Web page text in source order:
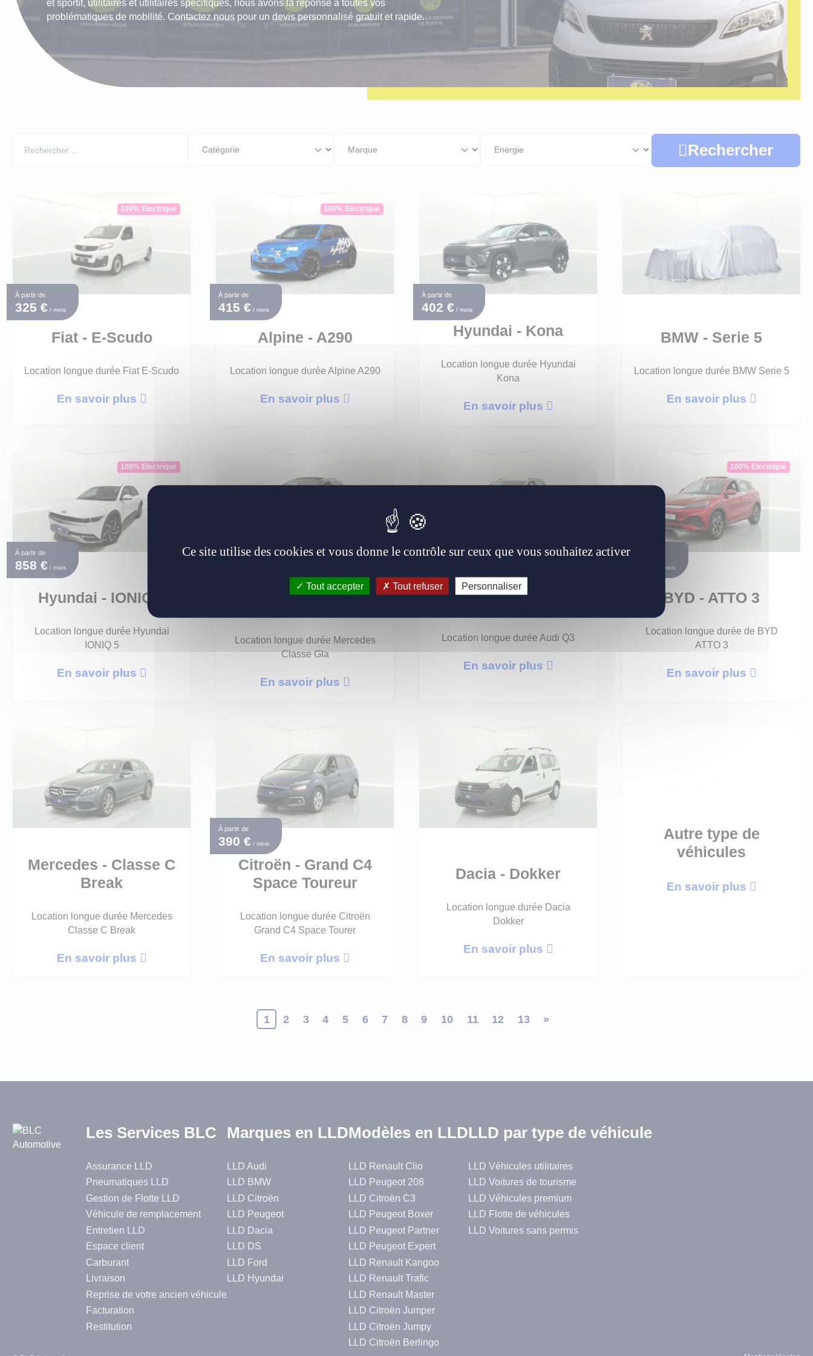
LLD Peugeot Boxer
LLD Citroën C3
et sportif, utilitaires et utilitaires spécifiques, nous avons la réponse à toutes vos
problématiques de mobilité. Contactez nous pour un devis personnalisé gratuit et rapide.
Rechercher
100% Electrique
À partir de
325 € / mois
Fiat - E-Scudo
Location longue durée Fiat E-Scudo
En savoir plus
100% Electrique
À partir de
415 € / mois
Alpine - A290
Location longue durée Alpine A290
En savoir plus
À partir de
402 € / mois
Hyundai - Kona
Location longue durée Hyundai
Kona
En savoir plus
BMW - Serie 5
Location longue durée BMW Serie 5
En savoir plus
100% Electrique
À partir de
858 € / mois
Hyundai - IONIQ 5
Location longue durée Hyundai
IONIQ 5
En savoir plus
À partir de
Mercedes - Classe
Location longue durée Mercedes
Classe Gla
En savoir plus
Location longue durée Audi Q3
En savoir plus
100% Electrique
À partir de
/ mois
BYD - ATTO 3
Location longue durée de BYD
ATTO 3
En savoir plus
Mercedes - Classe C
Break
Location longue durée Mercedes
Classe C Break
En savoir plus
À partir de
390 € / mois
Citroën - Grand C4
Space Toureur
Location longue durée Citroën
Grand C4 Space Tourer
En savoir plus
Dacia - Dokker
Location longue durée Dacia
Dokker
En savoir plus
Autre type de
véhicules
En savoir plus
1 2 3 4 5 6 7 8 9 10 11 12 13 »
Les Services BLC
Assurance LLD
Pneumatiques LLD
Gestion de Flotte LLD
Véhicule de remplacement
Entretien LLD
Espace client
Carburant
Livraison
Reprise de votre ancien véhicule
Facturation
Restitution
Marques en LLD
LLD Audi
LLD BMW
LLD Citroën
LLD Peugeot
LLD Dacia
LLD DS
LLD Ford
LLD Hyundai
Modèles en LLD
LLD Renault Clio
LLD Peugeot 208
LLD Citroën C3
LLD Peugeot Boxer
LLD Peugeot Partner
LLD Peugeot Expert
LLD Renault Kangoo
LLD Renault Trafic
LLD Renault Master
LLD Citroën Jumper
LLD Citroën Jumpy
LLD Citroën Berlingo
LLD par type de véhicule
LLD Véhicules utilitaires
LLD Voitures de tourisme
LLD Véhicules premium
LLD Flotte de véhicules
LLD Voitures sans permis
Ce site utilise des cookies et vous donne le contrôle sur ceux que vous souhaitez activer
Tout accepter Tout refuser Personnaliser